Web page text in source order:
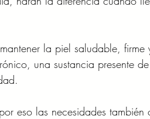
la piel saludable,
una sustancia presente
eso las necesidades